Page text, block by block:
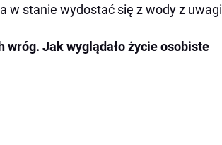
w stanie wydostać się z wody z uwagi
wróg. Jak wyglądało życie osobiste